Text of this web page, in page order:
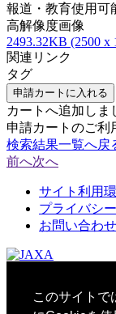
このサイトで
報道・教育使用可
高解像度画像
2493.32KB (2500 x
関連リンク
タグ
申請カートに入れる
カートへ追加しま
申請カートのご利
検索結果一覧へ戻
前へ次へ
サイト利用
プライバシ
お問い合わせ